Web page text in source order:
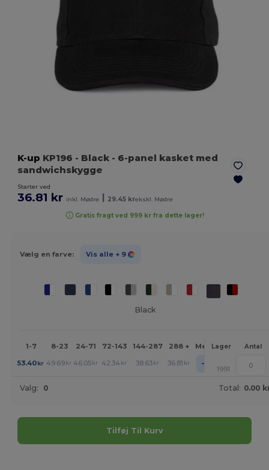
K-up KP196 - Black - 6-panel kasket med
sandwichskygge
Starter ved
36.81 kr inkl. Mødre 29.45 krekskl. Mødre
Gratis fragt ved 999 kr fra dette lager!
Vælg en farve: Vis alle + 9
Black
1-7 8-23 24-71 72-143 144-287 288 + MereLager Antal
53.40kr 49.69 kr 46.05 kr 42.34 kr 38.63 kr 36.81 kr + 1991
Valg: 0 Total: 0.00
Tilføj Til Kurv